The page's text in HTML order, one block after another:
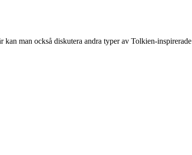
man också diskutera andra typer av Tolkien-inspirerade